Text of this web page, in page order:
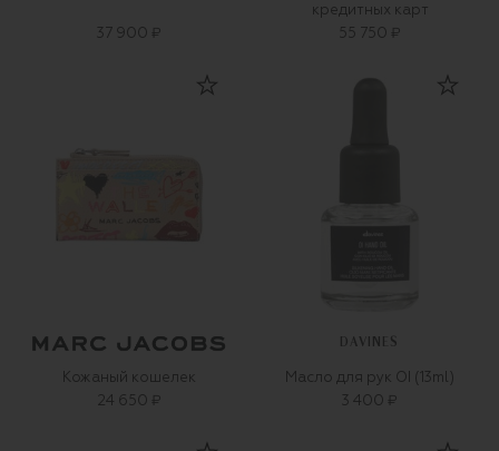
37 900 ₽
кредитных карт
55 750 ₽
Кожаный кошелек
24 650 ₽
DAVINES
Масло для рук OI (13ml)
3 400 ₽